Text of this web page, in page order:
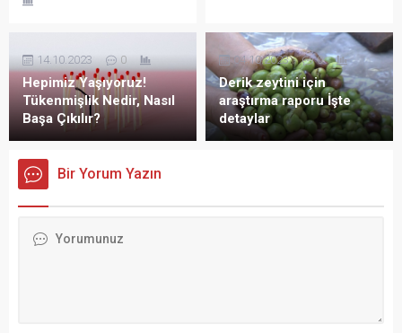
hekim ve diş
yüzde 542.8 oranlarında
zam yapıldı.
Hepimiz Yaşıyoruz!
Tükenmişlik Nedir, Nasıl
Başa Çıkılır?
14.10.2023 0
Derik zeytini için
araştırma raporu İşte
detaylar
04.10.2023 0
Bir Yorum Yazın